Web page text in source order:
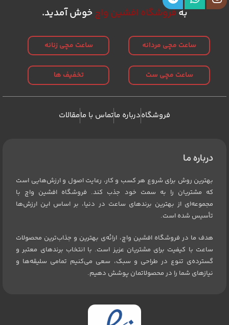
بهفروشگاه افشین واچخوش آمدید.
ساعت مچی مردانه ساعت مچی زنانه
ساعت مچی ست تخفیف ها
فروشگاهدرباره ماتماس با مامقالات
درباره ما
بهترین روش برای شروع هر کسب و کار، رعایت اصول و ارزش‌هایی است
که مشتریان را به سمت خود جذب کند. فروشگاه افشین واچ با
مجموعه‌ای از بهترین برندهای ساعت در دنیا، بر اساس این ارزش‌ها
تأسیس شده است.
هدف ما در فروشگاه افشین واچ، ارائه‌ی بهترین و جذاب‌ترین محصولات
ساعت با کیفیت برای مشتریان عزیز است. با انتخاب برندهای معتبر و
گسترده‌ی تنوع در طراحی و سبک، سعی می‌کنیم تمامی سلیقه‌ها و
نیازهای شما را در محصولاتمان پوشش دهیم.